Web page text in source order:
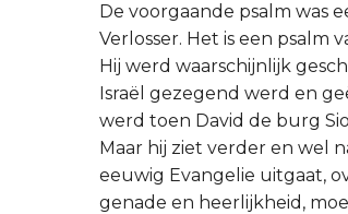
De voorgaande psalm was
Verlosser. Het is een psalm
Hij werd waarschijnlijk
Israël gezegend werd en
werd toen David de burg
Maar hij ziet verder en wel
eeuwig Evangelie uitgaat,
genade en heerlijkheid,